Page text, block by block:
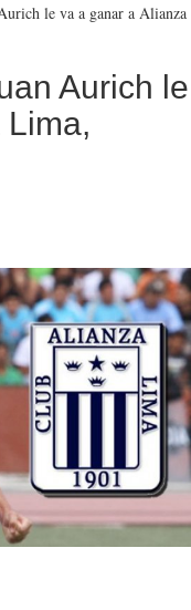
le va a ganar a Alianza
Aurich le